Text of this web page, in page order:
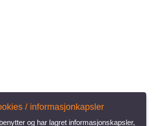
/ informasjonkapsler